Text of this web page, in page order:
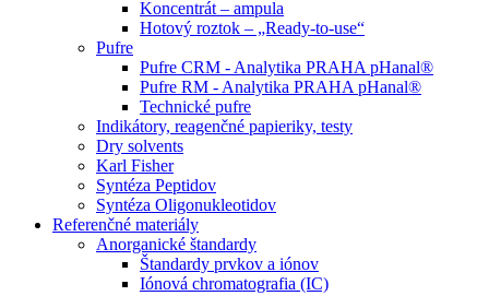
Koncentrát – ampula
Hotový roztok – „Ready-to-use“
Pufre
Pufre CRM - Analytika PRAHA pHanal®
Pufre RM - Analytika PRAHA pHanal®
Technické pufre
Indikátory, reagenčné papieriky, testy
Dry solvents
Karl Fisher
Syntéza Peptidov
Syntéza Oligonukleotidov
Referenčné materiály
Anorganické štandardy
Štandardy prvkov a iónov
Iónová chromatografia (IC)